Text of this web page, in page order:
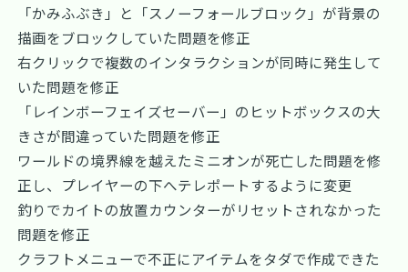
「かみふぶき」と「スノーフォールブロック」が背景の
描画をブロックしていた問題を修正
右クリックで複数のインタラクションが同時に発生して
いた問題を修正
「レインボーフェイズセーバー」のヒットボックスの大
きさが間違っていた問題を修正
ワールドの境界線を越えたミニオンが死亡した問題を修
正し、プレイヤーの下へテレポートするように変更
釣りでカイトの放置カウンターがリセットされなかった
問題を修正
クラフトメニューで不正にアイテムをタダで作成できた